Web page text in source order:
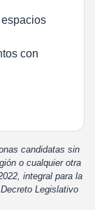
con
candidatas sin
o cualquier otra
integral para la
Legislativo